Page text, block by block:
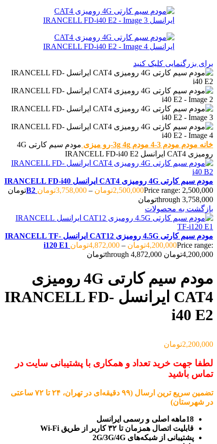
برای بزرگنمایی کلیک کنید
خانه مودم مودم 3-4 مودم 3g 4g-رو میزی
مودم سیم کارتی 4G
رومیزی CAT4 ایرانسل IRANCELL FD-i40 E2
مودم سیم کارتی 4G رومیزی CAT4 ایرانسل IRANCELL FD-i40
B2
3,758,000تومان – 2,500,000تومان
Price range: 2,500,000تومان
through 3,758,000تومان
بازگشت به محصولات
مودم سیم کارتی 4.5G رومیزی CAT12 ایرانسل IRANCELL TF-
i120 E1
4,872,000تومان – 4,200,000تومان
Price range:
4,200,000تومان through 4,872,000تومان
مودم سیم کارتی 4G رومیزی
CAT4 ایرانسل IRANCELL FD-
i40 E2
2,200,000تومان
لطفا جهت خرید تعداد و همکاری با پشتیبانی سایت در
تماس باشید
تضمین سریع ترین ارسال (۹۹ دقیقه‌ای در تهران، ۲۴ تا ۷۲ ساعتی
در شهرستان)
18ماهه اصلی و رسمی ایرانسل
قابلیت اتصال همزمان تا ۳۲ کاربر از طریق Wi-Fi
پشتیبانی از شبکه‌های 2G/3G/4G